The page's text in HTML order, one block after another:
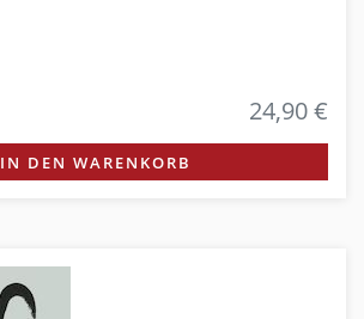
24,90 €
IN DEN WARENKORB